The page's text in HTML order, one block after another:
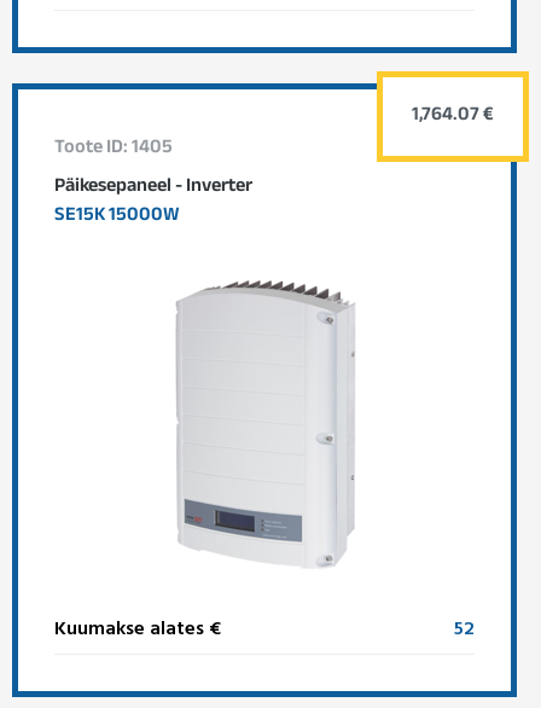
Toote ID: 1405
Päikesepaneel - Inverter
SE15K 15000W
Kuumakse alates € 52
1,764.07 €